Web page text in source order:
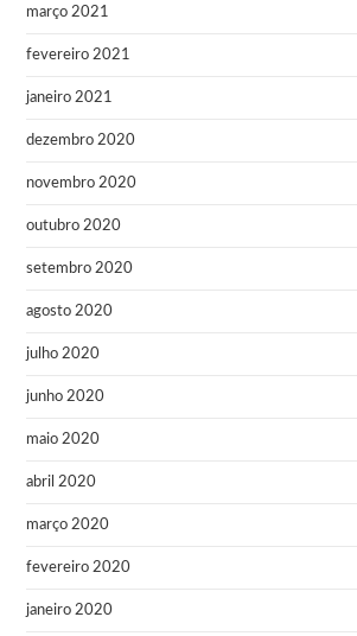
março 2021
fevereiro 2021
janeiro 2021
dezembro 2020
novembro 2020
outubro 2020
setembro 2020
agosto 2020
julho 2020
junho 2020
maio 2020
abril 2020
março 2020
fevereiro 2020
janeiro 2020